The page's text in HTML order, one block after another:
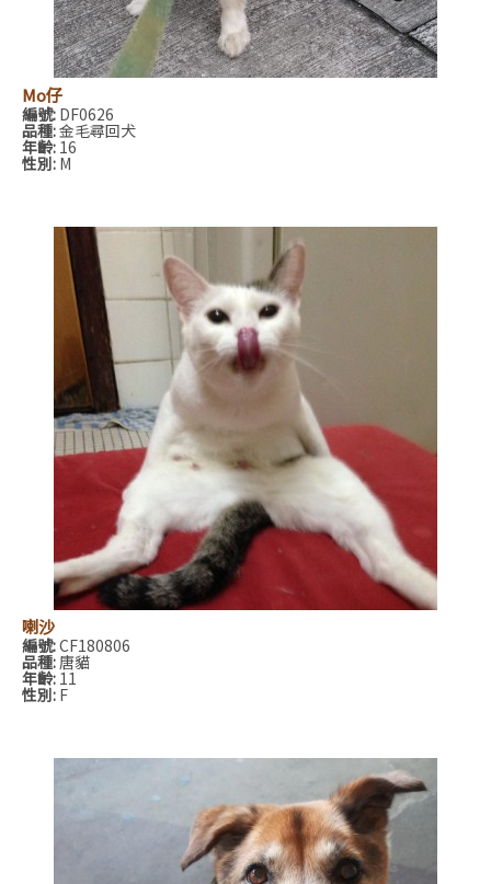
Mo仔
編號: DF0626
品種:金毛尋回犬
年齡: 16
性別: M
喇沙
編號:CF180806
品種: 唐貓
年齡: 11
性別: F